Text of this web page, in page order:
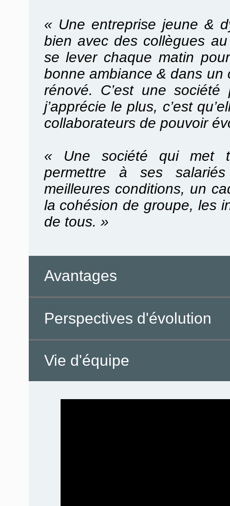
« Une entreprise jeune &
bien avec des collègues
se lever chaque matin
bonne ambiance & dans un
rénové. C’est une
j’apprécie le plus, c’est
collaborateurs de pouvoir
« Une société qui met
permettre à ses
meilleures conditions, un
la cohésion de groupe, les
de tous. »
Avantages
Perspectives d'évolution
Vie d'équipe